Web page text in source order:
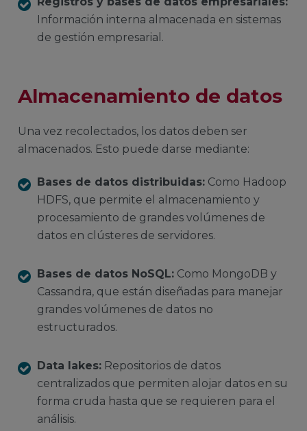
Información interna almacenada en sistemas
de gestión empresarial.
Almacenamiento de datos
Una vez recolectados, los datos deben ser
almacenados. Esto puede darse mediante:
Bases de datos distribuidas: Como Hadoop
HDFS, que permite el almacenamiento y
procesamiento de grandes volúmenes de
datos en clústeres de servidores.
Bases de datos NoSQL: Como MongoDB y
Cassandra, que están diseñadas para manejar
grandes volúmenes de datos no
estructurados.
Data lakes: Repositorios de datos
centralizados que permiten alojar datos en su
forma cruda hasta que se requieren para el
análisis.